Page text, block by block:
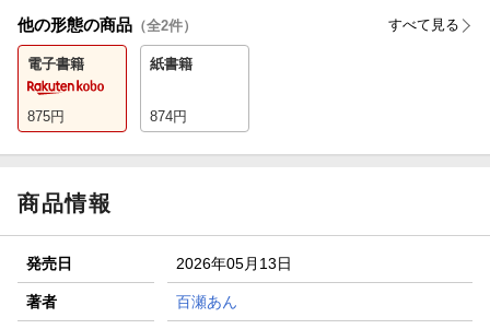
他の形態の商品 （全2件） すべて見る
電子書籍
875円
紙書籍
874円
商品情報
発売日 2026年05月13日
著者 百瀬あん